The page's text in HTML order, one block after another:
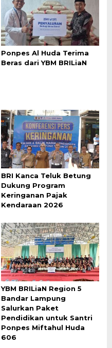
Ponpes Al Huda Terima
Beras dari YBM BRILiaN
BRI Kanca Teluk Betung
Dukung Program
Keringanan Pajak
Kendaraan 2026
YBM BRILiaN Region 5
Bandar Lampung
Salurkan Paket
Pendidikan untuk Santri
Ponpes Miftahul Huda
606